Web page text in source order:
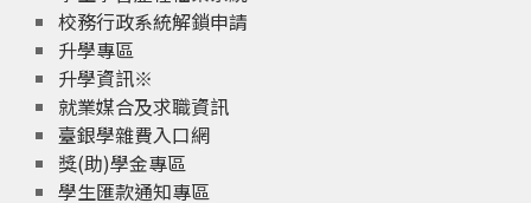
校務行政系統解鎖申請
升學專區
升學資訊※
就業媒合及求職資訊
臺銀學雜費入口網
獎(助)學金專區
學生匯款通知專區